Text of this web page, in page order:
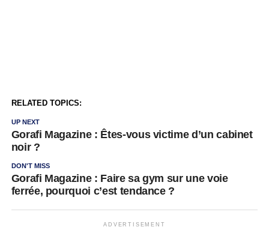
RELATED TOPICS:
UP NEXT
Gorafi Magazine : Êtes-vous victime d’un cabinet
noir ?
DON'T MISS
Gorafi Magazine : Faire sa gym sur une voie
ferrée, pourquoi c’est tendance ?
ADVERTISEMENT